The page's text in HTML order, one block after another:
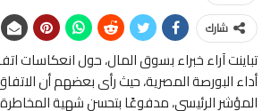
شارك
تباينت آراء خبراء بسوق المال، حول انعكاسات
أداء البورصة المصرية، حيث رأى بعضهم أن
المؤشر الرئيسي، مدفوعًا بتحسن شهية